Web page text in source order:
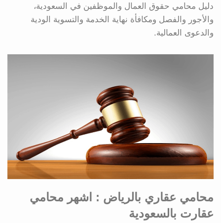
دليل محامي حقوق العمال والموظفين في السعودية،
والأجور والفصل ومكافأة نهاية الخدمة والتسوية الودية
والدعوى العمالية.
محامي عقاري بالرياض : اشهر محامي
عقارت بالسعودية